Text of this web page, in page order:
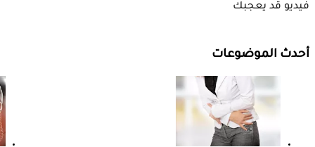
فيديو قد يعجبك
أحدث الموضوعات